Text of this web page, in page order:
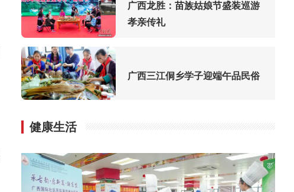
广西龙胜：苗族姑娘节盛装巡游
孝亲传礼
广西三江侗乡学子迎端午品民俗
健康生活